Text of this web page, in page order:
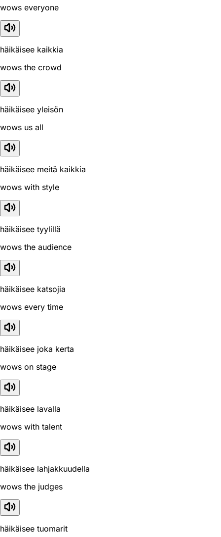
wows everyone
häikäisee kaikkia
wows the crowd
häikäisee yleisön
wows us all
häikäisee meitä kaikkia
wows with style
häikäisee tyylillä
wows the audience
häikäisee katsojia
wows every time
häikäisee joka kerta
wows on stage
häikäisee lavalla
wows with talent
häikäisee lahjakkuudella
wows the judges
häikäisee tuomarit